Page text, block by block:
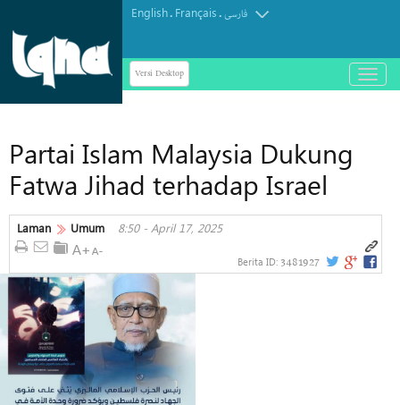
English. Français.فارسی
Versi Desktop
باز
و
Partai Islam Malaysia Dukung
Fatwa Jihad terhadap Israel
Laman Umum 8:50 - April 17, 2025
Berita ID: 3481927